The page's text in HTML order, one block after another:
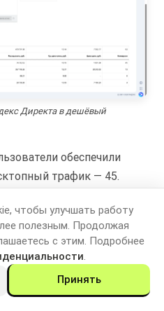
чтобы улучшать работу
полезным. Продолжая
с этим. Подробнее
.
Принять
Директа в дешёвый
обеспечили
трафик — 45.
выше. С точки зрения
объяснима: на мобильных
трафика и больше
распределение
эффективности.